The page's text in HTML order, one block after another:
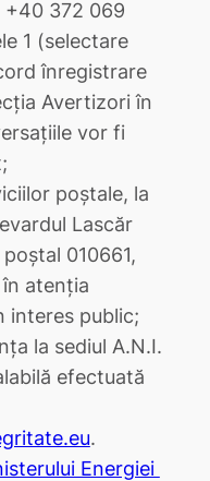
+40 372 069
1 (selectare
înregistrare
Avertizori în
vor fi
poștale, la
Lascăr
010661,
atenția
interes public;
la sediul A.N.I.
efectuată
.
Energiei